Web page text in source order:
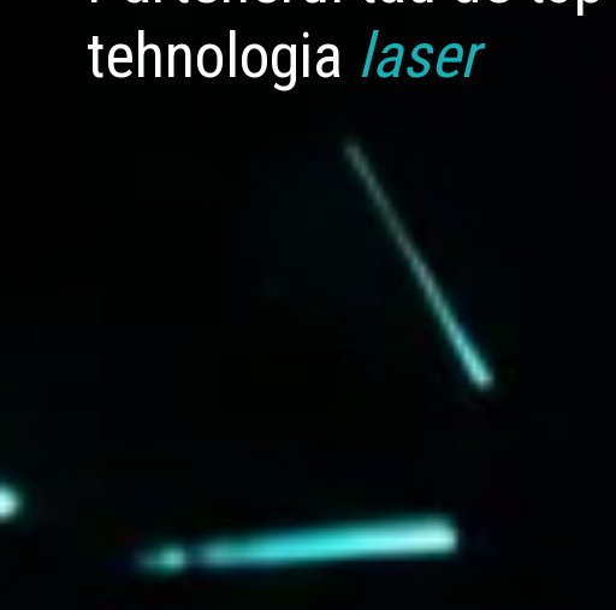
tehnologia laser